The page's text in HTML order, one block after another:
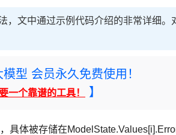
，文中通过示例代码介绍的非常详细。
型 会员永久免费使用！
一个靠谱的工具！ 】
具体被存储在